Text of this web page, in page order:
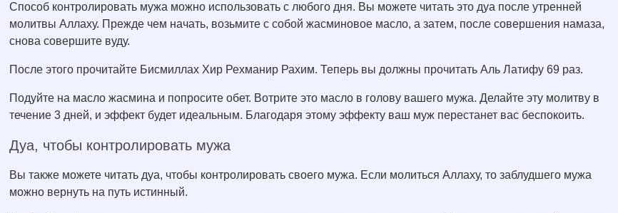
Способ контролировать мужа можно использовать с любого дня. Вы можете читать это дуа после утренней
молитвы Аллаху. Прежде чем начать, возьмите с собой жасминовое масло, а затем, после совершения намаза,
снова совершите вуду.
После этого прочитайте Бисмиллах Хир Рехманир Рахим. Теперь вы должны прочитать Аль Латифу 69 раз.
Подуйте на масло жасмина и попросите обет. Вотрите это масло в голову вашего мужа. Делайте эту молитву в
течение 3 дней, и эффект будет идеальным. Благодаря этому эффекту ваш муж перестанет вас беспокоить.
Дуа, чтобы контролировать мужа
Вы также можете читать дуа, чтобы контролировать своего мужа. Если молиться Аллаху, то заблудшего мужа
можно вернуть на путь истинный.